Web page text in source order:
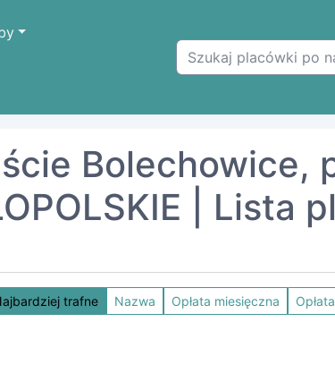
Bolechowice,
| Lista
trafne Nazwa Opłata miesięczna